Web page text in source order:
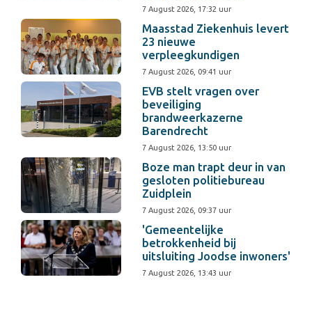
7 August 2026, 17:32 uur
Maasstad Ziekenhuis levert
23 nieuwe
verpleegkundigen
7 August 2026, 09:41 uur
EVB stelt vragen over
beveiliging
brandweerkazerne
Barendrecht
7 August 2026, 13:50 uur
Boze man trapt deur in van
gesloten politiebureau
Zuidplein
7 August 2026, 09:37 uur
'Gemeentelijke
betrokkenheid bij
uitsluiting Joodse inwoners'
7 August 2026, 13:43 uur